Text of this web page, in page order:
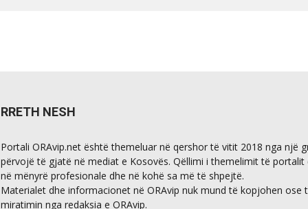
RRETH NESH
Portali ORAvip.net është themeluar në qershor të vitit 2018 nga një
përvojë të gjatë në mediat e Kosovës. Qëllimi i themelimit të
në mënyrë profesionale dhe në kohë sa më të shpejtë.
Materialet dhe informacionet në ORAvip nuk mund të kopjohen
miratimin nga redaksia e ORAvip.